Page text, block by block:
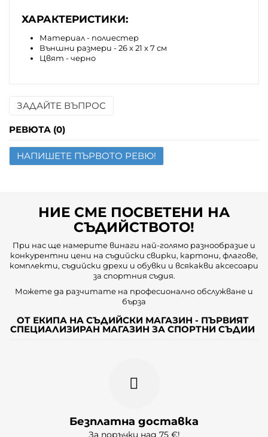
ХАРАКТЕРИСТИКИ:
Материал - полиестер
Външни размери - 26 х 21 х 7 см
Цвят - черно
ЗАДАЙТЕ ВЪПРОС
Име
Имейл
РЕВЮТА (0)
НАПИШЕТЕ ПЪРВОТО РЕВЮ!
НИЕ СМЕ ПОСВЕТЕНИ НА
СЪДИЙСТВОТО!
При нас ще намерите винаги най-голямо разнообразие и
конкурентни цени на съдийски свирки, картони, флагове,
комплекти, съдийски дрехи и обувки и всякакви аксесоари
за спортния съдия.
Можете да разчитате на професионално обслужване и
бърза
ОТ ЕКИПА НА СЪДИЙСКИ МАГАЗИН - ПЪРВИЯТ
СПЕЦИАЛИЗИРАН МАГАЗИН ЗА СПОРТНИ СЪДИИ
Безплатна доставка
За поръчки над 75 €!